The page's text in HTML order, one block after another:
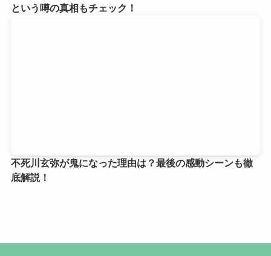
という噂の真相もチェック！
不死川玄弥が鬼になった理由は？最後の感動シーンも徹
底解説！